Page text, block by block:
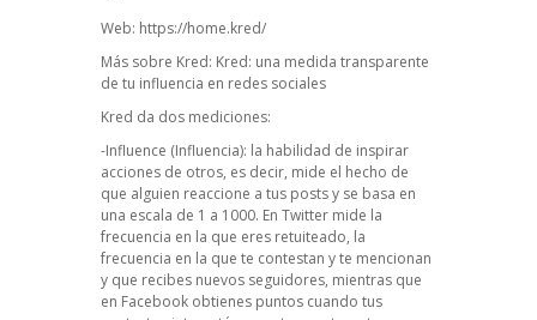
Web: https://home.kred/
Más sobre Kred: Kred: una medida transparente
de tu influencia en redes sociales
Kred da dos mediciones:
-Influence (Influencia): la habilidad de inspirar
acciones de otros, es decir, mide el hecho de
que alguien reaccione a tus posts y se basa en
una escala de 1 a 1000. En Twitter mide la
frecuencia en la que eres retuiteado, la
frecuencia en la que te contestan y te mencionan
y que recibes nuevos seguidores, mientras que
en Facebook obtienes puntos cuando tus